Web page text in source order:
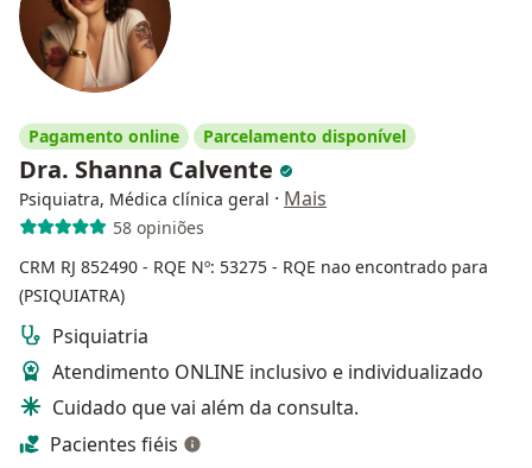
Pagamento online Parcelamento disponível
Dra. Shanna Calvente
Psiquiatra, Médica clínica geral · Mais
58 opiniões
CRM RJ 852490 - RQE Nº: 53275 - RQE nao encontrado para
(PSIQUIATRA)
Psiquiatria
Atendimento ONLINE inclusivo e individualizado
Cuidado que vai além da consulta.
Pacientes fiéis